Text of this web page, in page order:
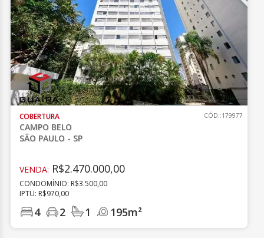
COBERTURA
CAMPO BELO
SÃO PAULO - SP
CÓD.:179977
VENDA: R$2.470.000,00
CONDOMÍNIO: R$3.500,00
IPTU: R$970,00
4 2 1 195m²